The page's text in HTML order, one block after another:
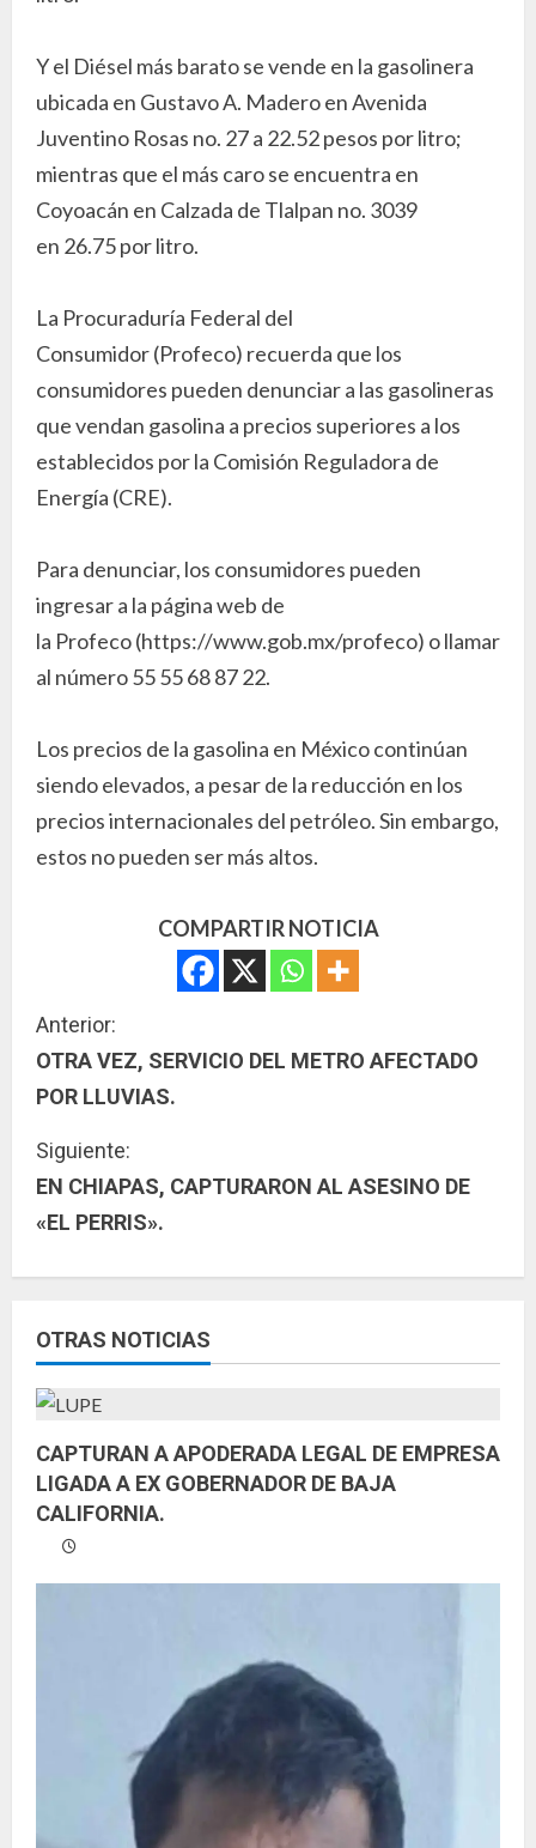
Y el Diésel más barato se vende en la gasolinera
ubicada en Gustavo A. Madero en Avenida
Juventino Rosas no. 27 a 22.52 pesos por litro;
mientras que el más caro se encuentra en
Coyoacán en Calzada de Tlalpan no. 3039
en 26.75 por litro.
La Procuraduría Federal del
Consumidor (Profeco) recuerda que los
consumidores pueden denunciar a las gasolineras
que vendan gasolina a precios superiores a los
establecidos por la Comisión Reguladora de
Energía (CRE).
Para denunciar, los consumidores pueden
ingresar a la página web de
la Profeco (https://www.gob.mx/profeco) o llamar
al número 55 55 68 87 22.
Los precios de la gasolina en México continúan
siendo elevados, a pesar de la reducción en los
precios internacionales del petróleo. Sin embargo,
estos no pueden ser más altos.
COMPARTIR NOTICIA
S
i
u
e
l
e
y
n
d
o
Anterior:
OTRA VEZ, SERVICIO DEL METRO AFECTADO
POR LLUVIAS.
Siguiente:
EN CHIAPAS, CAPTURARON AL ASESINO DE
«EL PERRIS».
OTRAS NOTICIAS
CAPTURAN A APODERADA LEGAL DE EMPRESA
LIGADA A EX GOBERNADOR DE BAJA
CALIFORNIA.